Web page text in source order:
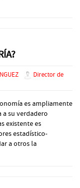
Director de
es ampliamente
a su verdadero
existente es
estadístico-
a otros la